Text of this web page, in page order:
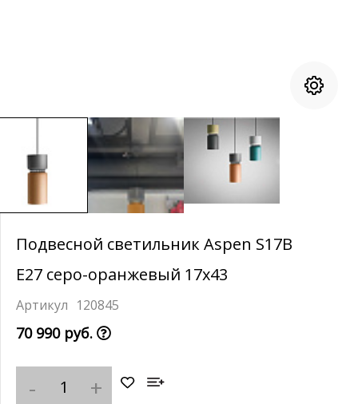
Подвесной светильник Aspen S17B
E27 серо-оранжевый 17x43
120845
70 990 руб.